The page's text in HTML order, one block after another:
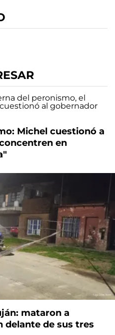
Michel cuestionó a
en
mataron a
delante de sus tres